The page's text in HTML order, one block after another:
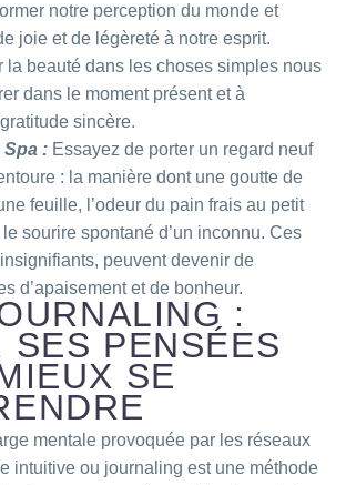
notre perception du monde et
joie et de légèreté à notre esprit.
la beauté dans les choses simples nous
dans le moment présent et à
sincère.
Spa : Essayez de porter un regard neuf
: la manière dont une goutte de
feuille, l’odeur du pain frais au petit
sourire spontané d’un inconnu. Ces
peuvent devenir de
d’apaisement et de bonheur.
:
SES PENSÉES
SE
mentale provoquée par les réseaux
intuitive ou journaling est une méthode